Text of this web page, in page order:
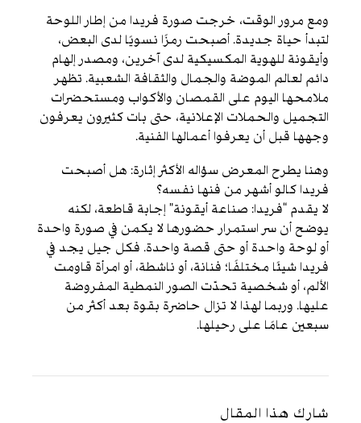
ومع مرور الوقت، خرجت صورة فريدا من إطار اللوحة
لتبدأ حياة جديدة. أصبحت رمزًا نسويًا لدى البعض،
وأيقونة للهوية المكسيكية لدى آخرين، ومصدر إلهام
دائم لعالم الموضة والجمال والثقافة الشعبية. تظهر
ملامحها اليوم على القمصان والأكواب ومستحضرات
التجميل والحملات الإعلانية، حتى بات كثيرون يعرفون
وجهها قبل أن يعرفوا أعمالها الفنية.
وهنا يطرح المعرض سؤاله الأكثر إثارة: هل أصبحت
فريدا كالو أشهر من فنها نفسه؟
لا يقدم “فريدا: صناعة أيقونة” إجابة قاطعة، لكنه
يوضح أن سر استمرار حضورها لا يكمن في صورة واحدة
أو لوحة واحدة أو حتى قصة واحدة. فكل جيل يجد في
فريدا شيئًا مختلفًا؛ فنانة، أو ناشطة، أو امرأة قاومت
الألم، أو شخصية تحدّت الصور النمطية المفروضة
عليها. وربما لهذا لا تزال حاضرة بقوة بعد أكثر من
سبعين عامًا على رحيلها.
شارك هذا المقال